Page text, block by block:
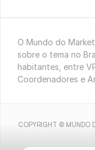
O Mundo do
sobre o tema no
habitantes, entre
Coordenadores e
COPYRIGHT © MUNDO